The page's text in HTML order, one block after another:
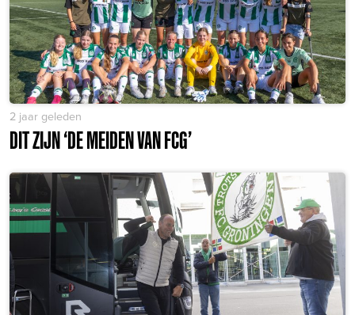
2 jaar geleden
DIT ZIJN ‘DE MEIDEN VAN FCG’